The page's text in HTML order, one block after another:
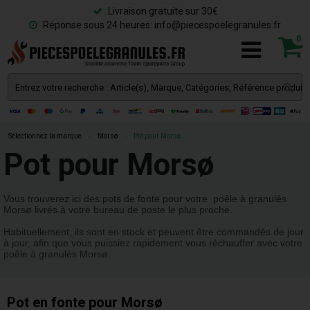
Livraison gratuite sur 30€
Réponse sous 24 heures: info@piecespoelegranules.fr
0
Sélectionnez la marque Morsø Pot pour Morsø
Pot pour Morsø
Vous trouverez ici des pots de fonte pour votre poêle à granulés
Morsø livrés à votre bureau de poste le plus proche.
Habituellement, ils sont en stock et peuvent être commandés de jour
à jour, afin que vous puissiez rapidement vous réchauffer avec votre
poêle à granulés Morsø.
Pot en fonte pour Morsø